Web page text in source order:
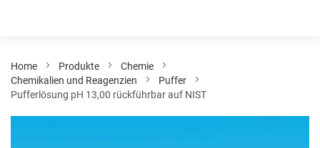
Inhalt
Home Produkte
Chemie
Chemikalien und Reagenzien
Puffer
Pufferlösung pH 13,00 rückführbar auf NIST